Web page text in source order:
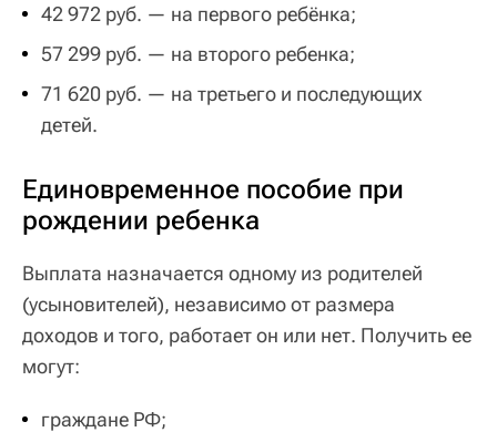
42 972 руб. — на первого ребёнка;
57 299 руб. — на второго ребенка;
71 620 руб. — на третьего и последующих
детей.
Единовременное пособие при
рождении ребенка
Выплата назначается одному из родителей
(усыновителей), независимо от размера
доходов и того, работает он или нет. Получить ее
могут:
граждане РФ;